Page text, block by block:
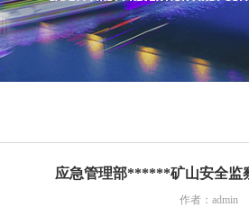
应急管理部******矿山安全监
作者：admin